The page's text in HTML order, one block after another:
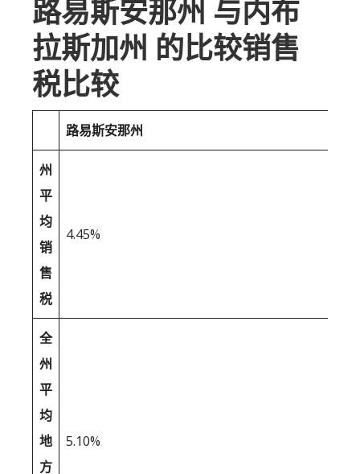
路易斯安那州 与内布
拉斯加州 的比较销售
税比较
路易斯安那州
州
平
均
销
售
税
4.45%
全
州
平
均
地
方
5.10%